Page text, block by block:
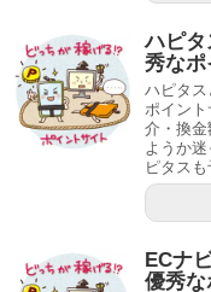
ハピ
秀なポ
ハピタ
ポイン
介・換金
ようか
ピタス
ECナ
優秀な